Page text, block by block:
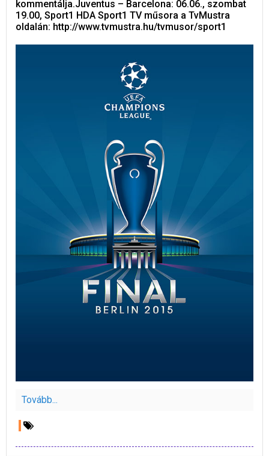
kommentálja.Juventus – Barcelona: 06.06., szombat
19.00, Sport1 HDA Sport1 TV műsora a TvMustra
oldalán: http://www.tvmustra.hu/tvmusor/sport1
Tovább...